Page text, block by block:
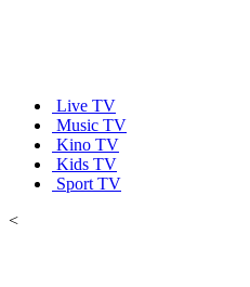
Live TV
Music TV
Kino TV
Kids TV
Sport TV
<